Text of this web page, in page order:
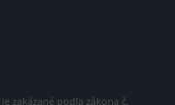
zakázané podľa zákona č.